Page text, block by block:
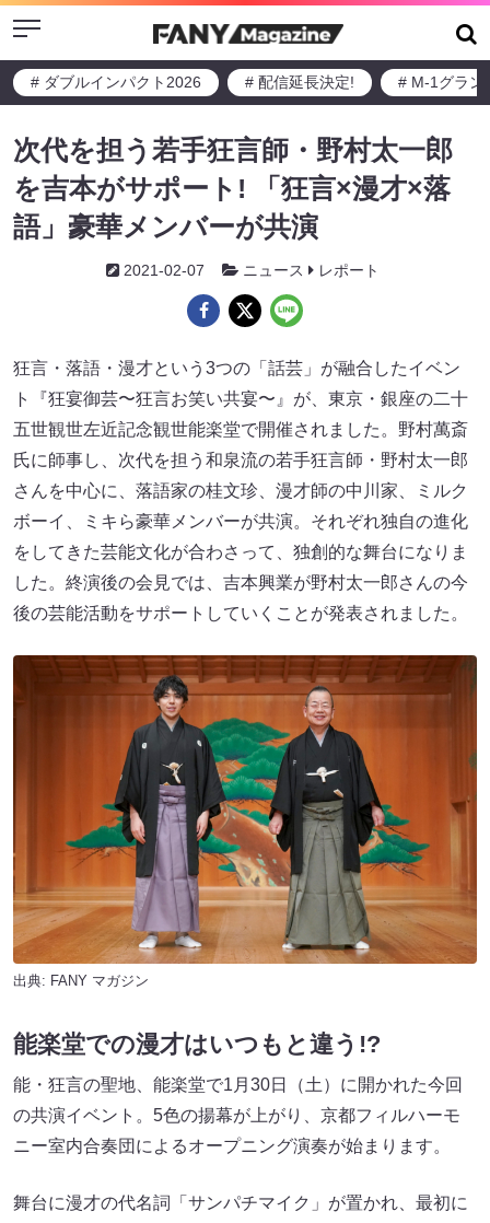
Menu
# ダブルインパクト2026 # 配信延長決定! # M-1グラン
次代を担う若手狂言師・野村太一郎
を吉本がサポート! 「狂言×漫才×落
語」豪華メンバーが共演
2021-02-07 ニュース レポート
狂言・落語・漫才という3つの「話芸」が融合したイベン
ト『狂宴御芸〜狂言お笑い共宴〜』が、東京・銀座の二十
五世観世左近記念観世能楽堂で開催されました。野村萬斎
氏に師事し、次代を担う和泉流の若手狂言師・野村太一郎
さんを中心に、落語家の桂文珍、漫才師の中川家、ミルク
ボーイ、ミキら豪華メンバーが共演。それぞれ独自の進化
をしてきた芸能文化が合わさって、独創的な舞台になりま
した。終演後の会見では、吉本興業が野村太一郎さんの今
後の芸能活動をサポートしていくことが発表されました。
出典: FANY マガジン
能楽堂での漫才はいつもと違う!?
能・狂言の聖地、能楽堂で1月30日（土）に開かれた今回
の共演イベント。5色の揚幕が上がり、京都フィルハーモ
ニー室内合奏団によるオープニング演奏が始まります。
舞台に漫才の代名詞「サンパチマイク」が置かれ、最初に